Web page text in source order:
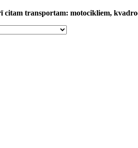
citam transportam: motocikliem,